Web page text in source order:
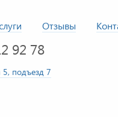
Отзывы
92 78
подъезд 7